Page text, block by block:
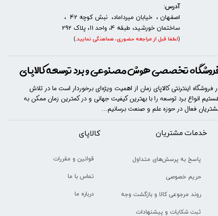
خدمات مشتریان
پاسخ به پرسش‌های متداول
حریم خصوصی
روند مرجوعی کالا و بازگشت وجه
ثبت شکایات و پیشنهادات
​​کالاپای
قوانین و مقررات
تماس با ما
درباره ما
تخصصی هوش مصنوعی و برد توسعه کالاپای
فروشگاه اینترنتی کالاپای زمان از اهمیت ویژه‌ای برخوردار است ما در تلاش
انواع برد توسعه را با​​​ بهترین کیفیت جهانی و در کمترین زمان ممکن به
فعال در حوزه علم و صنعت برسانیم...
آدرس:
اصفهان ، خیابان میرداماد، نبش کوچه 42 ،
ساختمان خورشید، طبقه 4، واحد 11، پلاک 292
(لطفا قبل از مراجعه حضوری، هماهنگی نمایید.
)